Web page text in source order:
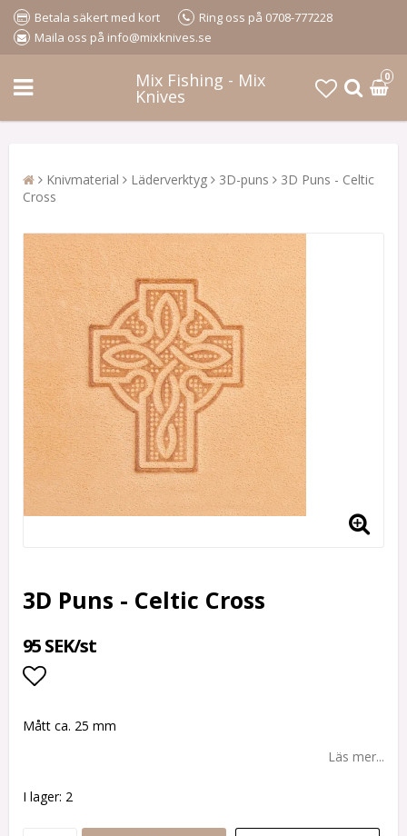
Betala säkert med kort
Ring oss på 0708-777228
Maila oss på info@mixknives.se
Mix Fishing - Mix
Knives
0
Knivmaterial Läderverktyg 3D-puns
3D Puns - Celtic
Cross
3D Puns - Celtic Cross
95 SEK/st
Lägg till i favoritlistan
Mått ca. 25 mm
Läs mer...
I lager: 2